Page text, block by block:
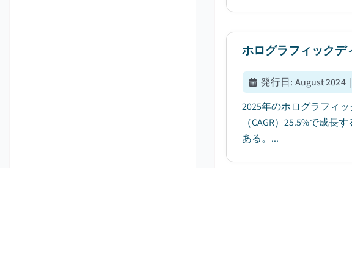
ホログラフィックデ
発行日: August 2024 |
2025年のホログラフィ
（CAGR）25.5%で成
ある。...